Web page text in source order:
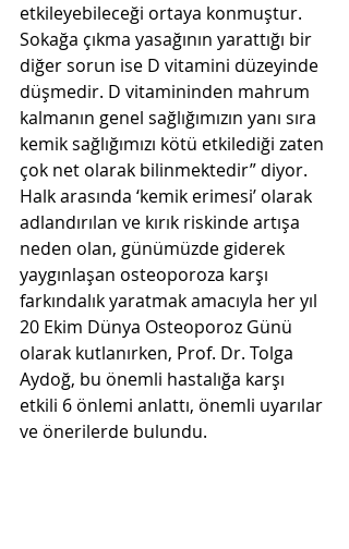
etkileyebileceği ortaya konmuştur.
Sokağa çıkma yasağının yarattığı bir
diğer sorun ise D vitamini düzeyinde
düşmedir. D vitamininden mahrum
kalmanın genel sağlığımızın yanı sıra
kemik sağlığımızı kötü etkilediği zaten
çok net olarak bilinmektedir” diyor.
Halk arasında ‘kemik erimesi’ olarak
adlandırılan ve kırık riskinde artışa
neden olan, günümüzde giderek
yaygınlaşan osteoporoza karşı
farkındalık yaratmak amacıyla her yıl
20 Ekim Dünya Osteoporoz Günü
olarak kutlanırken, Prof. Dr. Tolga
Aydoğ, bu önemli hastalığa karşı
etkili 6 önlemi anlattı, önemli uyarılar
ve önerilerde bulundu.